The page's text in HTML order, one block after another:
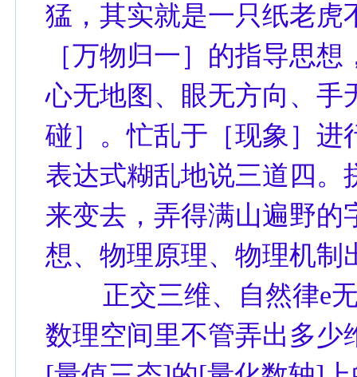
猛，其实就是一只纸老虎
［万物归一］的指导思
心无地图、眼无方向、手
碰］。忙乱于［现象］进
表达式糊乱地说三道四。
来变去，弄得满山遍野的
想、物理原理、物理机制
正交三维、自然律e无
数理空间里不管弄出多少